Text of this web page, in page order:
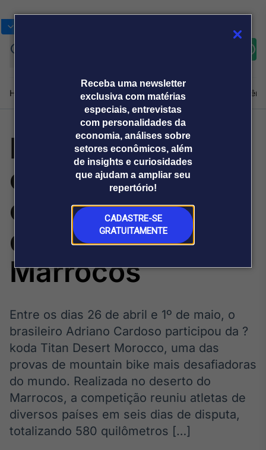
Receba uma newsletter
exclusiva com matérias
especiais, entrevistas
com personalidades da
economia, análises sobre
setores econômicos, além
de insights e curiosidades
que ajudam a ampliar seu
repertório!
CADASTRE-SE
GRATUITAMENTE
Home Produtos e soluçõesNotíciasBlogWeekend
Plataformas
Broadcast
Broadcast+
O mercado
financeiro em
tempo real
Broadcast
Broadcast
Político
Os bastidores da
política em
Sobre nós Releases Broadcast
Prêmio Broadcast
Analistas
Prêmio Broadcast
Empresas
Agências de
comunicação
Releases
Brasileiro
enfrenta desafio
extremo no
deserto do
Marrocos
Entre os dias 26 de abril e 1º de maio, o
brasileiro Adriano Cardoso participou da ?
koda Titan Desert Morocco, uma das
provas de mountain bike mais desafiadoras
do mundo. Realizada no deserto do
Marrocos, a competição reuniu atletas de
diversos países em seis dias de disputa,
totalizando 580 quilômetros […]